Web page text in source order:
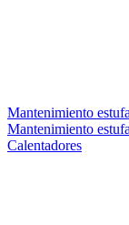
Mantenimiento
Mantenimiento
Calentadores